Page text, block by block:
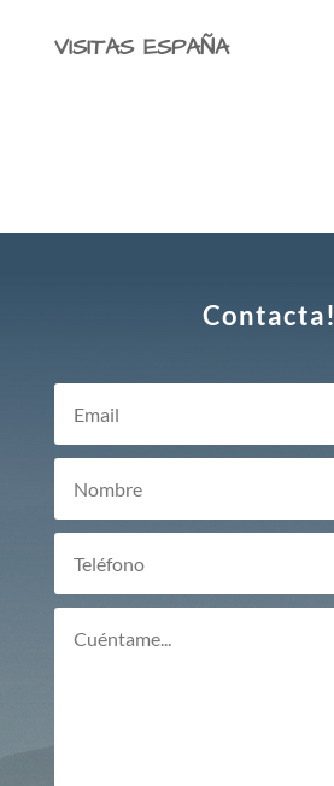
VISITAS ESPAÑA
Contacta!